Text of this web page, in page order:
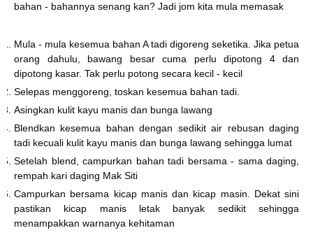
bahan - bahannya senang kan? Jadi jom kita mula memasak
Mula - mula kesemua bahan A tadi digoreng seketika. Jika petua
orang dahulu, bawang besar cuma perlu dipotong 4 dan
dipotong kasar. Tak perlu potong secara kecil - kecil
Selepas menggoreng, toskan kesemua bahan tadi.
Asingkan kulit kayu manis dan bunga lawang
Blendkan kesemua bahan dengan sedikit air rebusan daging
tadi kecuali kulit kayu manis dan bunga lawang sehingga lumat
Setelah blend, campurkan bahan tadi bersama - sama daging,
rempah kari daging Mak Siti
Campurkan bersama kicap manis dan kicap masin. Dekat sini
pastikan kicap manis letak banyak sedikit sehingga
menampakkan warnanya kehitaman